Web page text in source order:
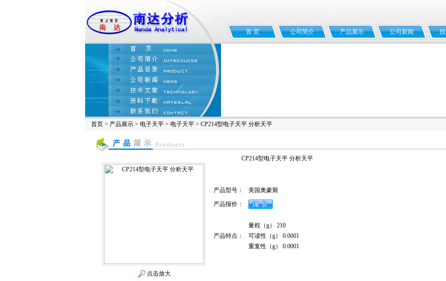
首 页 公司简介 产品展示 公司新闻
首页> 产品展示> 电子天平> 电子天平> CP214型电子天平 分析天平
CP214型电子天平 分析天平
点击放大
产品型号：
美国奥豪斯
产品报价：
产品特点：
量程（g） 210
可读性（g） 0.0001
重复性（g） 0.0001